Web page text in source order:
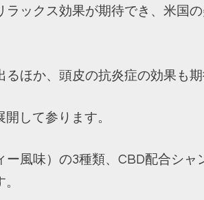
ックス効果が期待でき、米国
ほか、頭皮の抗炎症の効果も期
して参ります。
風味）の3種類、CBD配合シャ